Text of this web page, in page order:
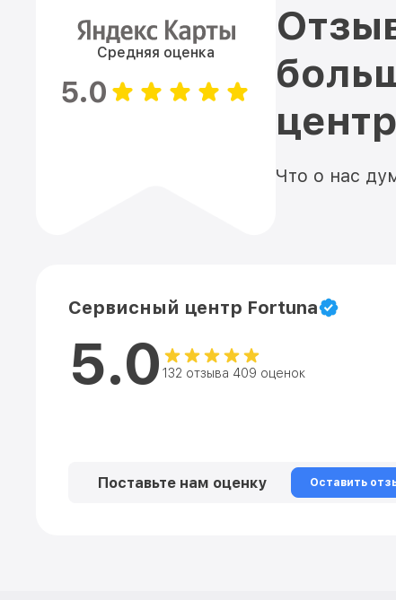
Средняя оценка
5.0
Что о нас
Сервисный центр Fortuna
5.0 132 отзыва 409 оценок
Поставьте нам оценку Оставить